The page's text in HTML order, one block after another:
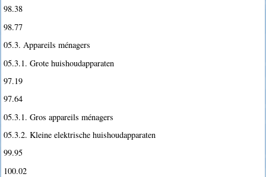
98.38
98.77
05.3. Appareils ménagers
05.3.1. Grote huishoudapparaten
97.19
97.64
05.3.1. Gros appareils ménagers
05.3.2. Kleine elektrische huishoudapparaten
99.95
100.02